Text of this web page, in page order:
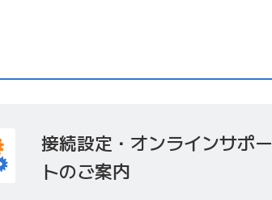
接続設定・オンラインサポー
トのご案内